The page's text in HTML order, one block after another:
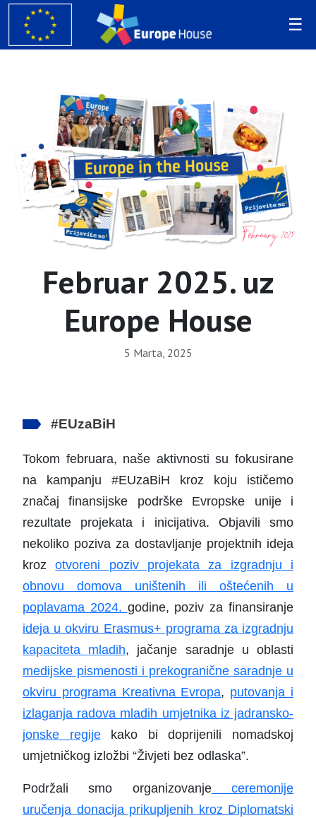
Februar 2025. uz
Europe House
5 Marta, 2025
#EUzaBiH
Tokom februara, naše aktivnosti su fokusirane
na kampanju #EUzaBiH kroz koju ističemo
značaj finansijske podrške Evropske unije i
rezultate projekata i inicijativa. Objavili smo
nekoliko poziva za dostavljanje projektnih ideja
krozotvoreni poziv projekata za izgradnju i
obnovu domova uništenih ili oštećenih u
poplavama 2024. godine, poziv za finansiranje
ideja u okviru Erasmus+ programa za izgradnju
kapaciteta mladih, jačanje saradnje u oblasti
medijske pismenosti i prekogranične saradnje u
okviru programa Kreativna Evropa, putovanja i
izlaganja radova mladih umjetnika iz jadransko-
jonske regijekako bi doprijenili nomadskoj
umjetničkog izložbi “Živjeti bez odlaska”.
Podržali smo organizovanjeceremonije
uručenja donacija prikupljenih kroz Diplomatski